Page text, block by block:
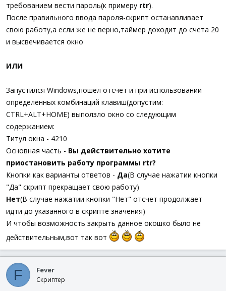
требованием вести пароль(к примеру rtr).
После правильного ввода пароля-скрипт останавливает
свою работу,а если же не верно,таймер доходит до счета 20
и высвечивается окно
ИЛИ
Запустился Windows,пошел отсчет и при использовании
определенных комбинаций клавиш(допустим:
CTRL+ALT+HOME) выползло окно со следующим
содержанием:
Титул окна - 4210
Основная часть - Вы действительно хотите
приостановить работу программы rtr?
Кнопки как варианты ответов - Да(В случае нажатии кнопки
"Да" скрипт прекращает свою работу)
Нет(В случае нажатии кнопки "Нет" отсчет продолжает
идти до указанного в скрипте значения)
И чтобы возможность закрыть данное окошко было не
действительным,вот так вот
F Fever
Скриптер